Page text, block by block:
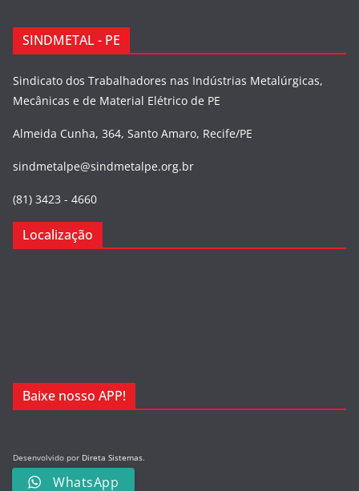
SINDMETAL - PE
Sindicato dos Trabalhadores nas Indústrias Metalúrgicas,
Mecânicas e de Material Elétrico de PE
Almeida Cunha, 364, Santo Amaro, Recife/PE
sindmetalpe@sindmetalpe.org.br
(81) 3423 - 4660
Localização
Baixe nosso APP!
Desenvolvido por Direta Sistemas.
Designed by FreepikWhatsApp